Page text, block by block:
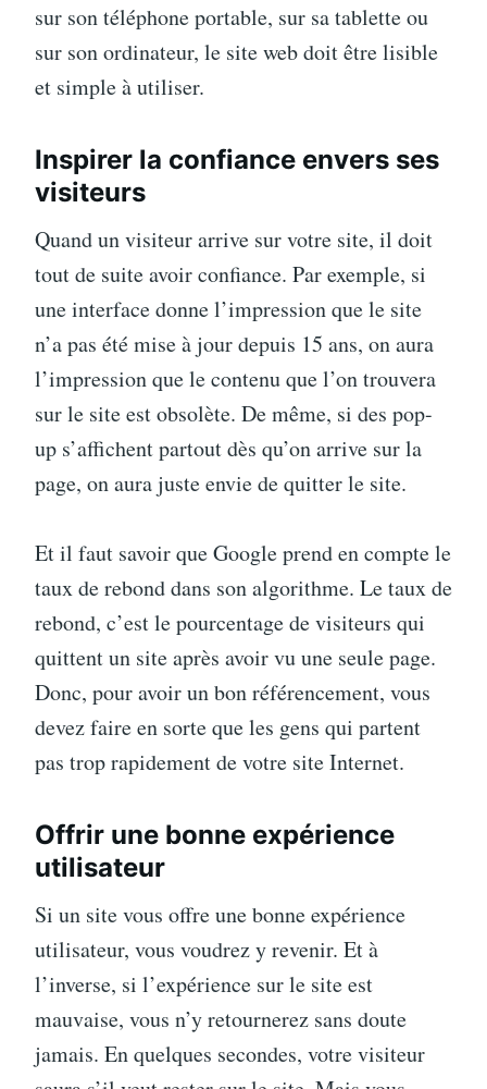
sur son téléphone portable, sur sa tablette ou
sur son ordinateur, le site web doit être lisible
et simple à utiliser.
Inspirer la confiance envers ses
visiteurs
Quand un visiteur arrive sur votre site, il doit
tout de suite avoir confiance. Par exemple, si
une interface donne l’impression que le site
n’a pas été mise à jour depuis 15 ans, on aura
l’impression que le contenu que l’on trouvera
sur le site est obsolète. De même, si des pop-
up s’affichent partout dès qu’on arrive sur la
page, on aura juste envie de quitter le site.
Et il faut savoir que Google prend en compte le
taux de rebond dans son algorithme. Le taux de
rebond, c’est le pourcentage de visiteurs qui
quittent un site après avoir vu une seule page.
Donc, pour avoir un bon référencement, vous
devez faire en sorte que les gens qui partent
pas trop rapidement de votre site Internet.
Offrir une bonne expérience
utilisateur
Si un site vous offre une bonne expérience
utilisateur, vous voudrez y revenir. Et à
l’inverse, si l’expérience sur le site est
mauvaise, vous n’y retournerez sans doute
jamais. En quelques secondes, votre visiteur